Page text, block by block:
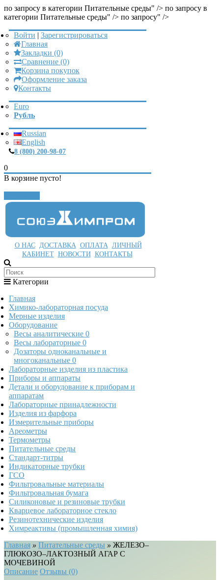
по запросу в категории Питательные среды" /> по запросу в
категории Питательные среды" /> по запросу" />
Войти | Зарегистрироваться
Главная
Закладки (0)
Сравнение (0)
Корзина покупок
Оформление заказа
Контакты
Euro
Рубль
Russian
English
8 (800) 200-98-07
0
В корзине пусто!
О НАС ДОСТАВКА ОПЛАТА ЛИЧНЫЙ
КАБИНЕТ НОВОСТИ КОНТАКТЫ
Категории
Главная
Химико-лабораторная посуда
Мерные изделия
Оборудование
Весы аналитические 0
Весы лабораторные 0
Дозаторы одноканальные и
многоканальные 0
Лабораторные изделия из пластика
Приборы и аппараты
Детали и оборудование к приборам и
аппаратам
Лабораторные принадлежности
Изделия из фарфора
Измерительные приборы
Ареометры
Термометры
Питательные среды
Стандарт-титры
Индикаторные трубки
ГСО
Фильтровальные материалы
Фильтровальная бумага
Силиконовые и резиновые трубки
Кварцевое лабораторное стекло
Резинотехнические изделия
Химреактивы (промышленная химия)
Главная » Питательные среды » ЖЕЛЕЗО–
ГЛЮКОЗО–ЛАКТОЗНЫЙ АГАР С
МОЧЕВИНОЙ
Описание Отзывы (0)